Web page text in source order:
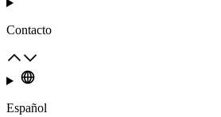
Contacto
Español